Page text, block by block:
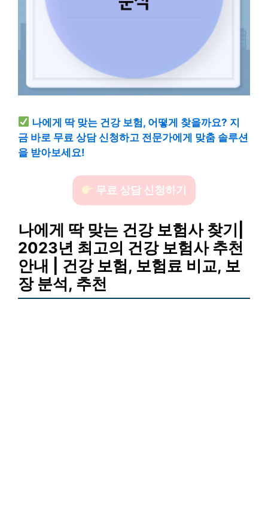
나에게 딱 맞는 건강 보험, 어떻게 찾을까요? 지
금 바로 무료 상담 신청하고 전문가에게 맞춤 솔루션
을 받아보세요!
무료 상담 신청하기
나에게 딱 맞는 건강 보험사 찾기|
2023년 최고의 건강 보험사 추천
안내 | 건강 보험, 보험료 비교, 보
장 분석, 추천